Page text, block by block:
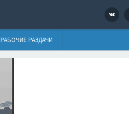
VK
РАБОЧИЕ РАЗДАЧИ